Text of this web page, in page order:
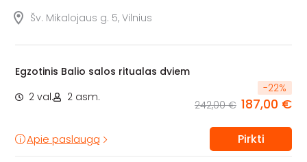
Šv. Mikalojaus g. 5, Vilnius
Egzotinis Balio salos ritualas dviem
2 val.
2 asm.
-22%
242,00 € 187,00 €
Apie paslaugą Pirkti